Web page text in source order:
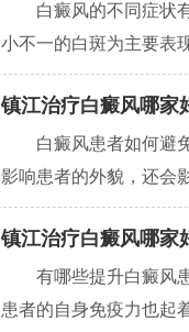
白癜风的不同症状
小不一的白斑为主要
镇江治疗白癜风哪家
白癜风患者如何避
影响患者的外貌，还
镇江治疗白癜风哪家
有哪些提升白癜风
患者的自身免疫力也